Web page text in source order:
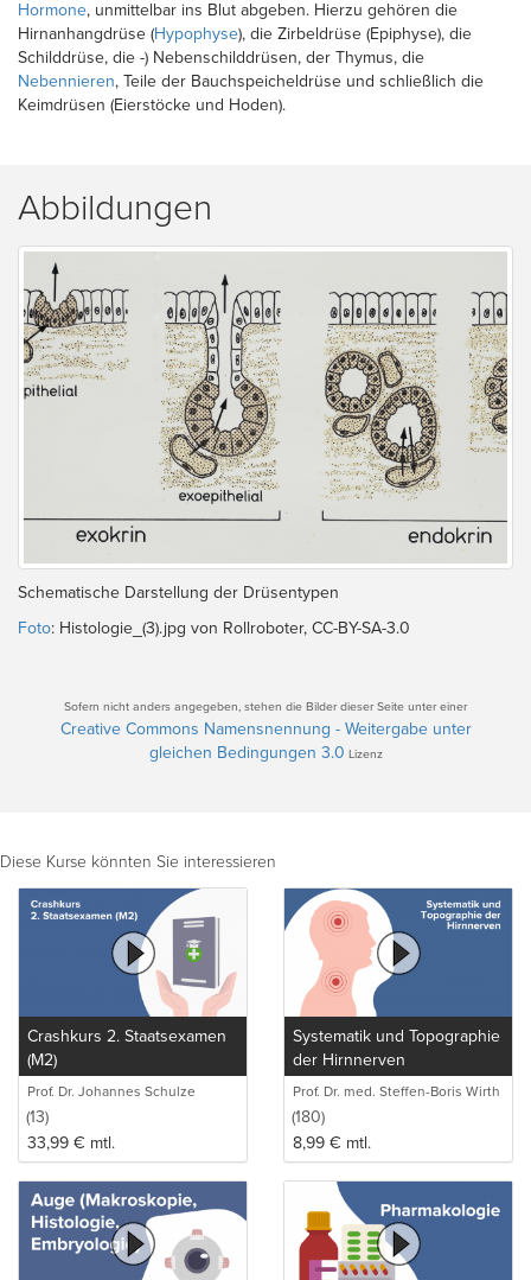
Hormone, unmittelbar ins Blut abgeben. Hierzu gehören die
Hirnanhangdrüse (Hypophyse), die Zirbeldrüse (Epiphyse), die
Schilddrüse, die -) Nebenschilddrüsen, der Thymus, die
Nebennieren, Teile der Bauchspeicheldrüse und schließlich die
Keimdrüsen (Eierstöcke und Hoden).
Abbildungen
Schematische Darstellung der Drüsentypen
Foto: Histologie_(3).jpg von Rollroboter, CC-BY-SA-3.0
Sofern nicht anders angegeben, stehen die Bilder dieser Seite unter einer
Creative Commons Namensnennung - Weitergabe unter
gleichen Bedingungen 3.0 Lizenz
Diese Kurse könnten Sie interessieren
Crashkurs 2. Staatsexamen
(M2)
Prof. Dr. Johannes Schulze
(13)
33,99 € mtl.
Systematik und Topographie
der Hirnnerven
Prof. Dr. med. Steffen-Boris Wirth
(1)
(180)
8,99 € mtl.